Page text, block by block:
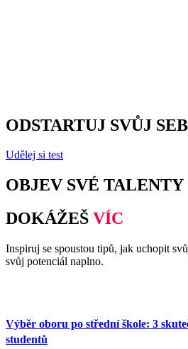
ODSTARTUJ SVŮJ
Udělej si test
OBJEV SVÉ TALENTY
DOKÁŽEŠ VÍC
Inspiruj se spoustou tipů, jak uchopit
svůj potenciál naplno.
Výběr oboru po střední škole: 3
studentů